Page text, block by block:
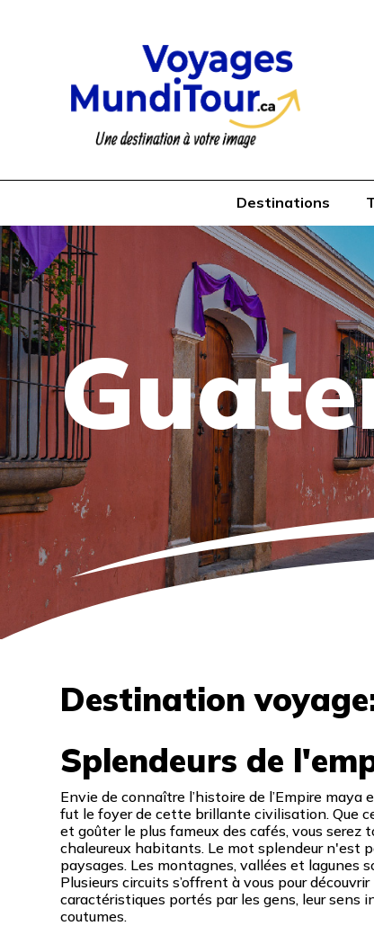
Destinations
Destination
Splendeurs de
Envie de connaître l’histoire de l’Empire maya
fut le foyer de cette brillante civilisation. Que
et goûter le plus fameux des cafés, vous serez
chaleureux habitants. Le mot splendeur n'est
paysages. Les montagnes, vallées et lagunes
Plusieurs circuits s’offrent à vous pour
caractéristiques portés par les gens, leur sens
coutumes.